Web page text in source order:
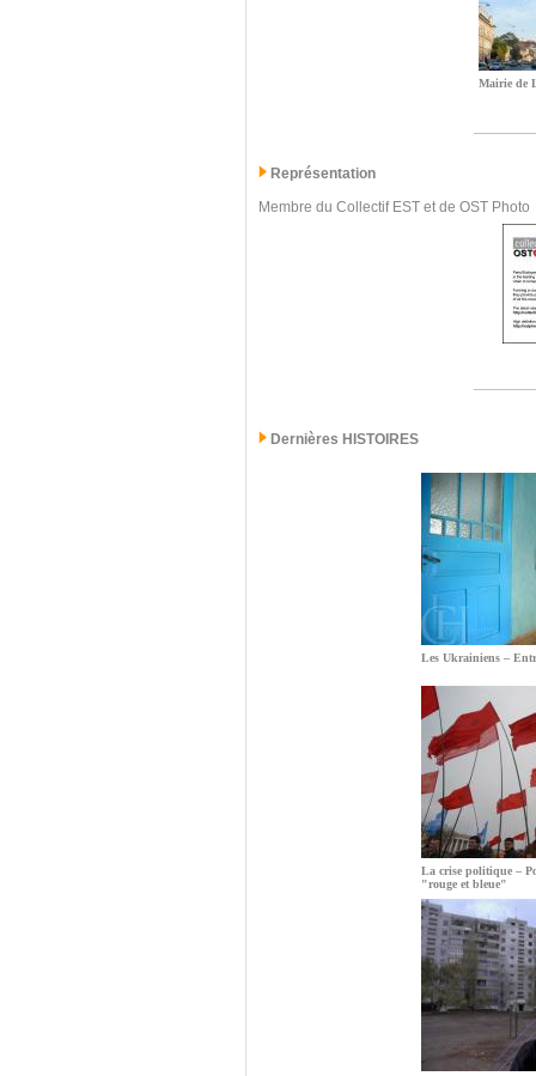
Mairie de
Représentation
Membre du Collectif EST et de OST Photo
Dernières HISTOIRES
Les Ukrainiens –
La crise politique –
"rouge et bleue"